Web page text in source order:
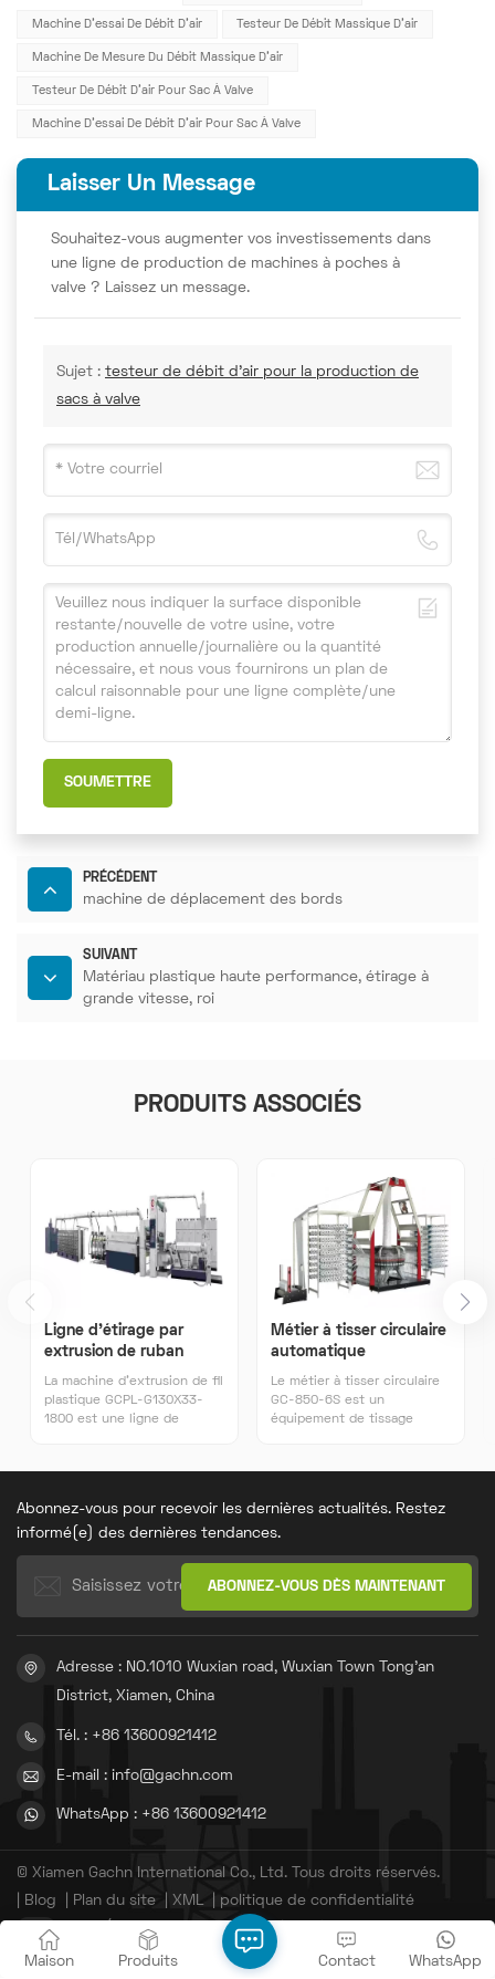
Machine D'essai De Débit D'air Testeur De Débit Massique D'air
Machine De Mesure Du Débit Massique D'air
Testeur De Débit D'air Pour Sac À Valve
Machine D'essai De Débit D'air Pour Sac À Valve
Laisser Un Message
Souhaitez-vous augmenter vos investissements dans
une ligne de production de machines à poches à
valve ? Laissez un message.
Sujet : testeur de débit d'air pour la production de
sacs à valve
SOUMETTRE
PRÉCÉDENT
machine de déplacement des bords
SUIVANT
Matériau plastique haute performance, étirage à
grande vitesse, roi
PRODUITS ASSOCIÉS
Ligne d'étirage par
extrusion de ruban
plastique
La machine d'extrusion de fil
plastique GCPL-G130X33-
1800 est une ligne de
Métier à tisser circulaire
automatique
Le métier à tisser circulaire
GC-850-6S est un
équipement de tissage
densité.
Abonnez-vous pour recevoir les dernières actualités. Restez
informé(e) des dernières tendances.
Adresse : NO.1010 Wuxian road, Wuxian Town Tong'an
District, Xiamen, China
Tél. : +86 13600921412
E-mail : info@gachn.com
WhatsApp : +86 13600921412
© Xiamen Gachn International Co., Ltd. Tous droits réservés.
Blog Plan du site XML
politique de confidentialité
IPv6 RÉSEAU PRIS EN CHARGE
闽ICP备20010238号-3
Maison Produits WhatsApp
Contact